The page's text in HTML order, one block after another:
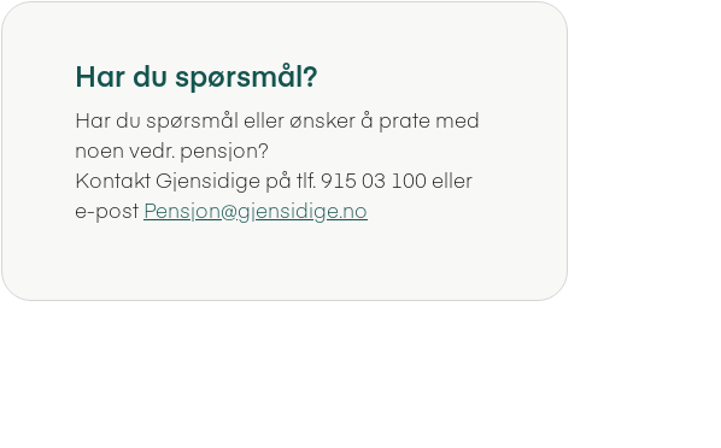
Har du spørsmål?
Har du spørsmål eller ønsker å prate med
noen vedr. pensjon?
Kontakt Gjensidige på tlf. 915 03 100 eller
e-post Pensjon@gjensidige.no